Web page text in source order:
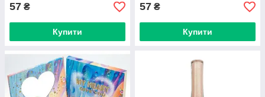
57 ₴
Купити
57 ₴
Купити